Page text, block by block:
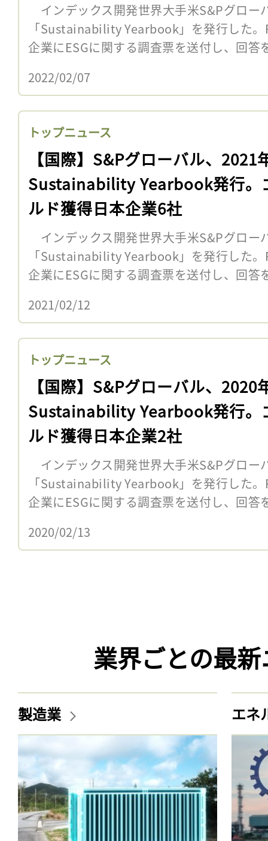
インデックス開発世界大手米S&Pグロー
「Sustainability Yearbook」を発行した
企業にESGに関する調査票を送付し、回
2022/02/07
トップニュース
【国際】S&Pグローバル、2021
Sustainability Yearbook発行。
ルド獲得日本企業6社
インデックス開発世界大手米S&Pグロー
「Sustainability Yearbook」を発行した
企業にESGに関する調査票を送付し、回
2021/02/12
トップニュース
【国際】S&Pグローバル、2020
Sustainability Yearbook発行。
ルド獲得日本企業2社
インデックス開発世界大手米S&Pグロー
「Sustainability Yearbook」を発行した
企業にESGに関する調査票を送付し、回
2020/02/13
業界ごとの最
製造業 エネ